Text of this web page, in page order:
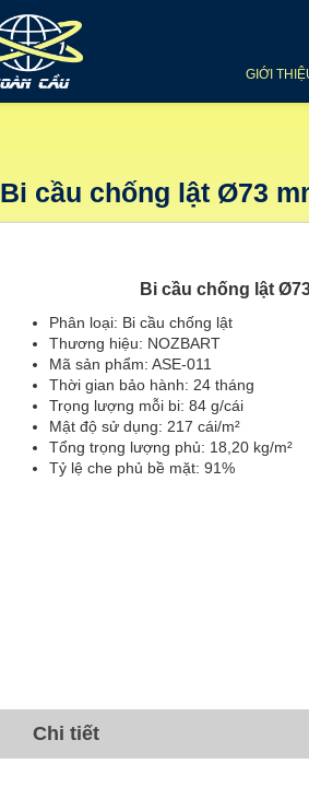
GIỚI
Bi cầu chống lật Ø73
Bi cầu chống lật
Phân loại: Bi cầu chống lật
Thương hiệu: NOZBART
Mã sản phẩm: ASE-011
Thời gian bảo hành: 24 tháng
Trọng lượng mỗi bi: 84 g/cái
Mật độ sử dụng: 217 cái/m²
Tổng trọng lượng phủ: 18,20 kg/m²
Tỷ lệ che phủ bề mặt: 91%
Chi tiết